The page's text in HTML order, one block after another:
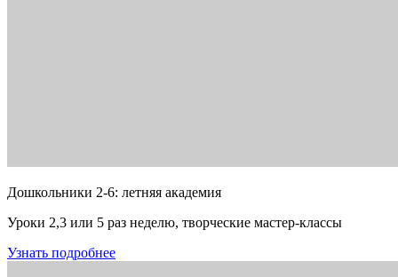
Дошкольники 2-6: летняя академия
Уроки 2,3 или 5 раз неделю, творческие мастер-классы
Узнать подробнее